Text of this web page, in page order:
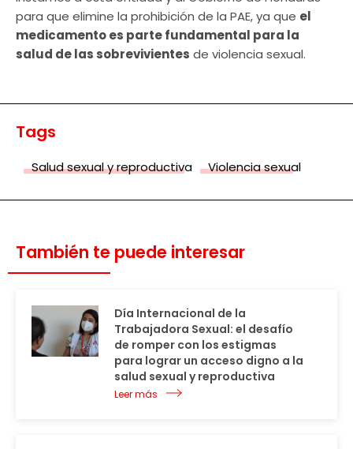
para que elimine la prohibición de la PAE, ya que el
medicamento es parte fundamental para la
salud de las sobrevivientes de violencia sexual.
Tags
Salud sexual y reproductiva Violencia sexual
También te puede interesar
Día Internacional de la
Trabajadora Sexual: el desafío
de romper con los estigmas
para lograr un acceso digno a la
salud sexual y reproductiva
Leer más